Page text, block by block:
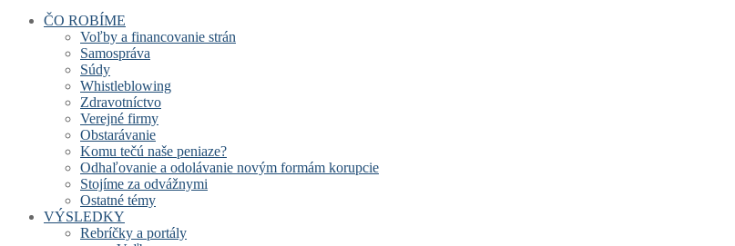
ČO ROBÍME
Voľby a financovanie strán
Samospráva
Súdy
Whistleblowing
Zdravotníctvo
Verejné firmy
Obstarávanie
Komu tečú naše peniaze?
Odhaľovanie a odolávanie novým formám korupcie
Stojíme za odvážnymi
Ostatné témy
VÝSLEDKY
Rebríčky a portály